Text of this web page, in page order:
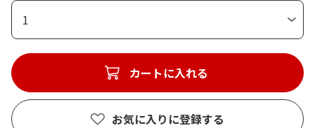
1
カートに入れる
お気に入りに登録する